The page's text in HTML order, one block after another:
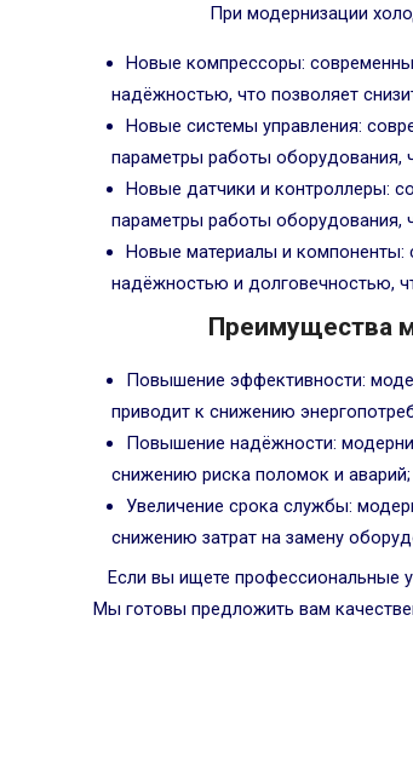
При модернизации
Новые компрессоры:
надёжностью, что позволяет
Новые системы управления:
параметры работы оборудования,
Новые датчики и контроллеры:
параметры работы оборудования,
Новые материалы и
надёжностью и долговечностью,
Преимущества
Повышение эффективности:
приводит к снижению
Повышение надёжности:
снижению риска поломок и аварий;
Увеличение срока службы:
снижению затрат на замену
Если вы ищете профессиональные
Мы готовы предложить вам